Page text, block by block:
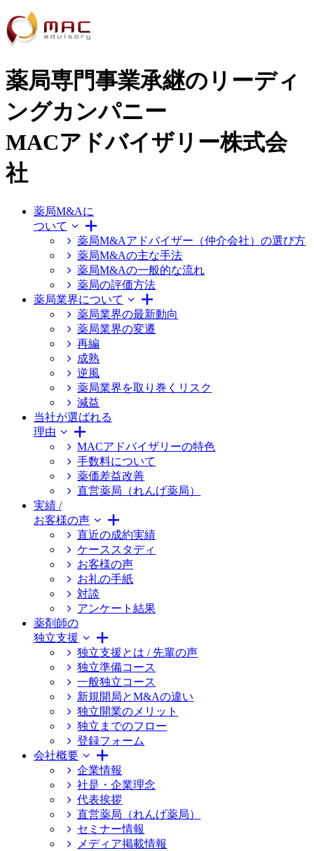
薬局専門事業承継のリーディ
ングカンパニー
MACアドバイザリー株式会
社
薬局M&Aに
ついて
薬局M&Aアドバイザー（仲介会社）の選び方
薬局M&Aの主な手法
薬局M&Aの一般的な流れ
薬局の評価方法
薬局業界について
薬局業界の最新動向
薬局業界の変遷
再編
成熟
逆風
薬局業界を取り巻くリスク
減益
当社が選ばれる
理由
MACアドバイザリーの特色
手数料について
薬価差益改善
直営薬局（れんげ薬局）
実績 /
お客様の声
直近の成約実績
ケーススタディ
お客様の声
お礼の手紙
対談
アンケート結果
薬剤師の
独立支援
独立支援とは / 先輩の声
独立準備コース
一般独立コース
新規開局とM&Aの違い
独立開業のメリット
独立までのフロー
登録フォーム
会社概要
企業情報
社是・企業理念
代表挨拶
直営薬局（れんげ薬局）
セミナー情報
メディア掲載情報